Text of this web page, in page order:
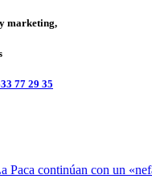
marketing,
77 29 35
Paca continúan con un